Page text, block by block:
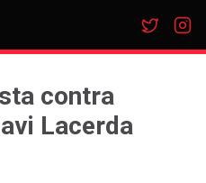
contra
Lacerda